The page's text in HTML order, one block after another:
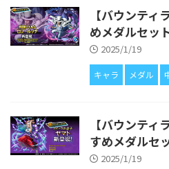
【バウンティ
めメダルセッ
2025/1/19
キャラ メダル
【バウンティ
すめメダルセ
2025/1/19